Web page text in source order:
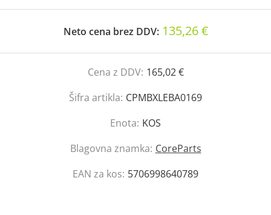
Neto cena brez DDV: 135,26 €
Cena z DDV: 165,02 €
Šifra artikla: CPMBXLEBA0169
Enota: KOS
Blagovna znamka: CoreParts
EAN za kos: 5706998640789